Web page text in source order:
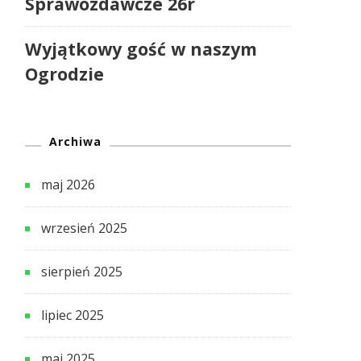
Wyjątkowy gość w naszym
Ogrodzie
Archiwa
maj 2026
wrzesień 2025
sierpień 2025
lipiec 2025